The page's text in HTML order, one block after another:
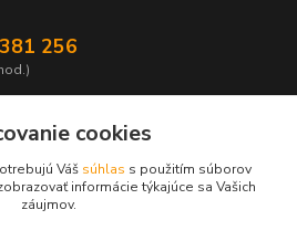
256
cookies
Váš súhlas s použitím súborov
informácie týkajúce sa Vašich
záujmov.